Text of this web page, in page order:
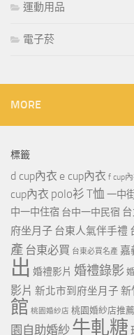
運動用品
電子菸
MORE
標籤
d cup內衣 e cup內衣 f cup
cup內衣 polo衫 T恤 一中
中一中住宿 台中一中民宿
府坐月子 台東人氣伴手禮
產 台東必買 台東必買名產 嘉
出 婚禮影片 婚禮錄影
影片 新北市到府坐月子 新
館 桃園婚紗店 桃園婚紗店推薦
園自助婚紗 牛軋糖